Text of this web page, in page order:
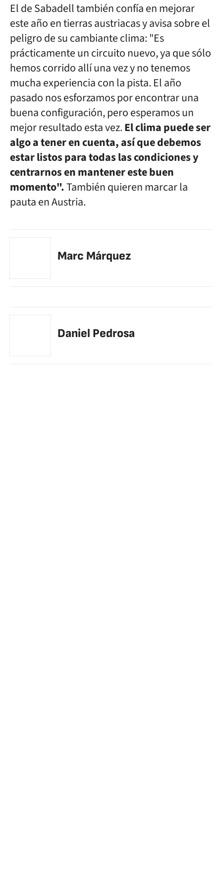
El de Sabadell también confía en mejorar
este año en tierras austriacas y avisa sobre el
peligro de su cambiante clima: "Es
prácticamente un circuito nuevo, ya que sólo
hemos corrido allí una vez y no tenemos
mucha experiencia con la pista. El año
pasado nos esforzamos por encontrar una
buena configuración, pero esperamos un
mejor resultado esta vez.El clima puede ser
algo a tener en cuenta, así que debemos
estar listos para todas las condiciones y
centrarnos en mantener este buen
momento".También quieren marcar la
pauta en Austria.
Marc Márquez
Daniel Pedrosa